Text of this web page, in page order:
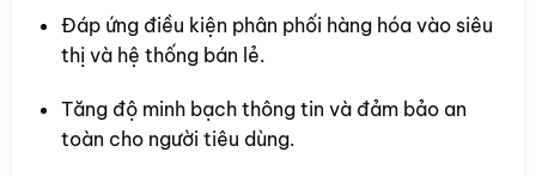
Đáp ứng điều kiện phân phối hàng hóa vào siêu
thị và hệ thống bán lẻ.
Tăng độ minh bạch thông tin và đảm bảo an
toàn cho người tiêu dùng.